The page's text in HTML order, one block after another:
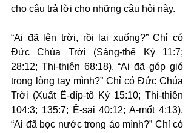
cho câu trả lời cho những câu hỏi này.
“Ai đã lên trời, rồi lại xuống?” Chỉ có
Đức Chúa Trời (Sáng-thế Ký 11:7;
28:12; Thi-thiên 68:18). “Ai đã góp gió
trong lòng tay mình?” Chỉ có Đức Chúa
Trời (Xuất Ê-díp-tô Ký 15:10; Thi-thiên
104:3; 135:7; Ê-sai 40:12; A-mốt 4:13).
“Ai đã bọc nước trong áo mình?” Chỉ có